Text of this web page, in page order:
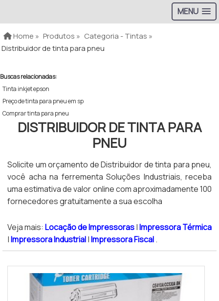
MENU
Home » Produtos » Categoria - Tintas »
Distribuidor de tinta para pneu
Buscas relacionadas:
Tinta inkjet epson
Preço de tinta para pneu em sp
Comprar tinta para pneu
DISTRIBUIDOR DE TINTA PARA
PNEU
Solicite um orçamento de Distribuidor de tinta para pneu,
você acha na ferrementa Soluções Industriais, receba
uma estimativa de valor online com aproximadamente 100
fornecedores gratuitamente a sua escolha
Veja mais: Locação de Impressoras|Impressora Térmica
|Impressora Industrial|Impressora Fiscal.